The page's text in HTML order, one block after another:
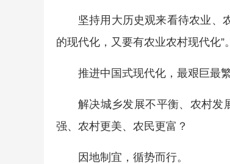
坚持用大历史观来看待农业、
的现代化，又要有农业农村现代化”。
推进中国式现代化，最艰巨最
解决城乡发展不平衡、农村发
强、农村更美、农民更富？
因地制宜，循势而行。